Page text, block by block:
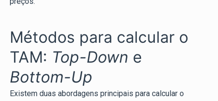
Métodos para calcular o
TAM: Top-Down e
Bottom-Up
Existem duas abordagens principais para calcular o